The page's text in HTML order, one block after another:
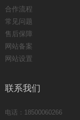
合作流程
常见问题
售后保障
网站备案
网站设置
联系我们
电话：18500060266